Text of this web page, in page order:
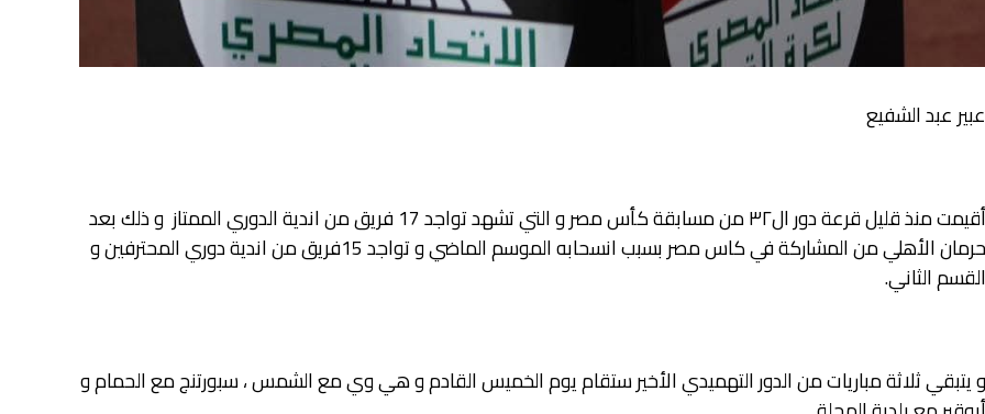
عبير عبد الشفيع
أقيمت منذ قليل قرعة دور ال٣٢ من مسابقة كأس مصر و التي تشهد تواجد 17 فريق من اندية الدوري الممتاز و ذلك بعد
حرمان الأهلي من المشاركة في كاس مصر بسبب انسحابه الموسم الماضي و تواجد 15فريق من اندية دوري المحترفين و
القسم الثاني.
و يتبقي ثلاثة مباريات من الدور التهميدي الأخير ستقام يوم الخميس القادم و هي وي مع الشمس ، سبورتنج مع الحمام و